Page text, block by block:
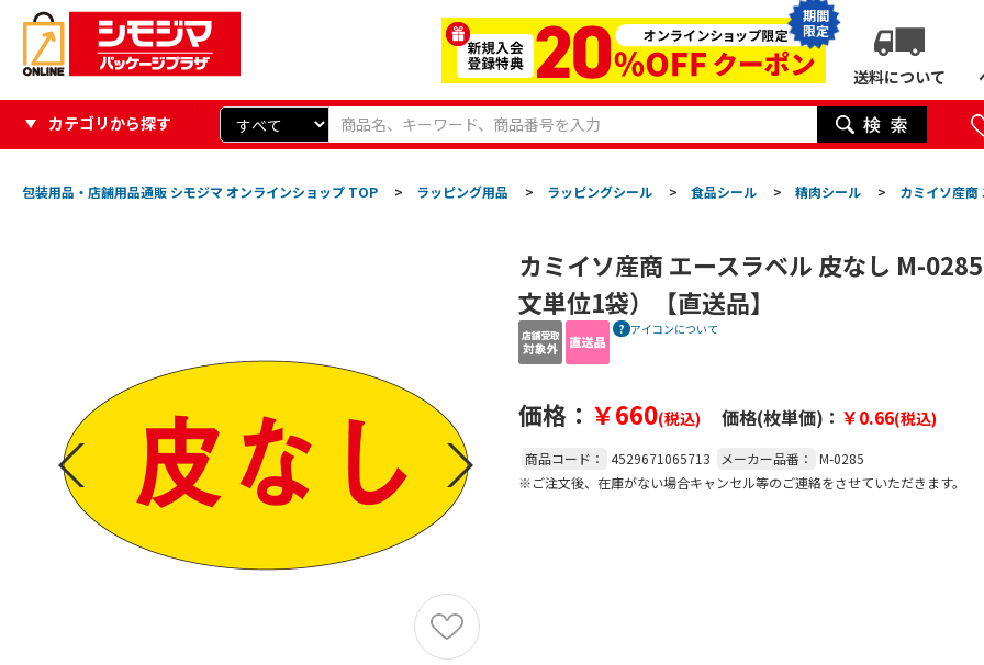
期間
限定
送料について
カテゴリから探す
包装用品・店舗用品通販 シモジマ オンラインショップ TOP > ラッピング用品 > ラッピングシール > 食品シール > 精肉シール > カミイソ産
カミイソ産商 エースラベル 皮なし M-
文単位1袋）【直送品】
アイコンについて
価格： ￥660(税込) 価格(枚単価)： ￥0.66(税込)
商品コード： 4529671065713 メーカー品番：
M-0285
※ご注文後、在庫がない場合キャンセル等のご連絡をさせていただきます。